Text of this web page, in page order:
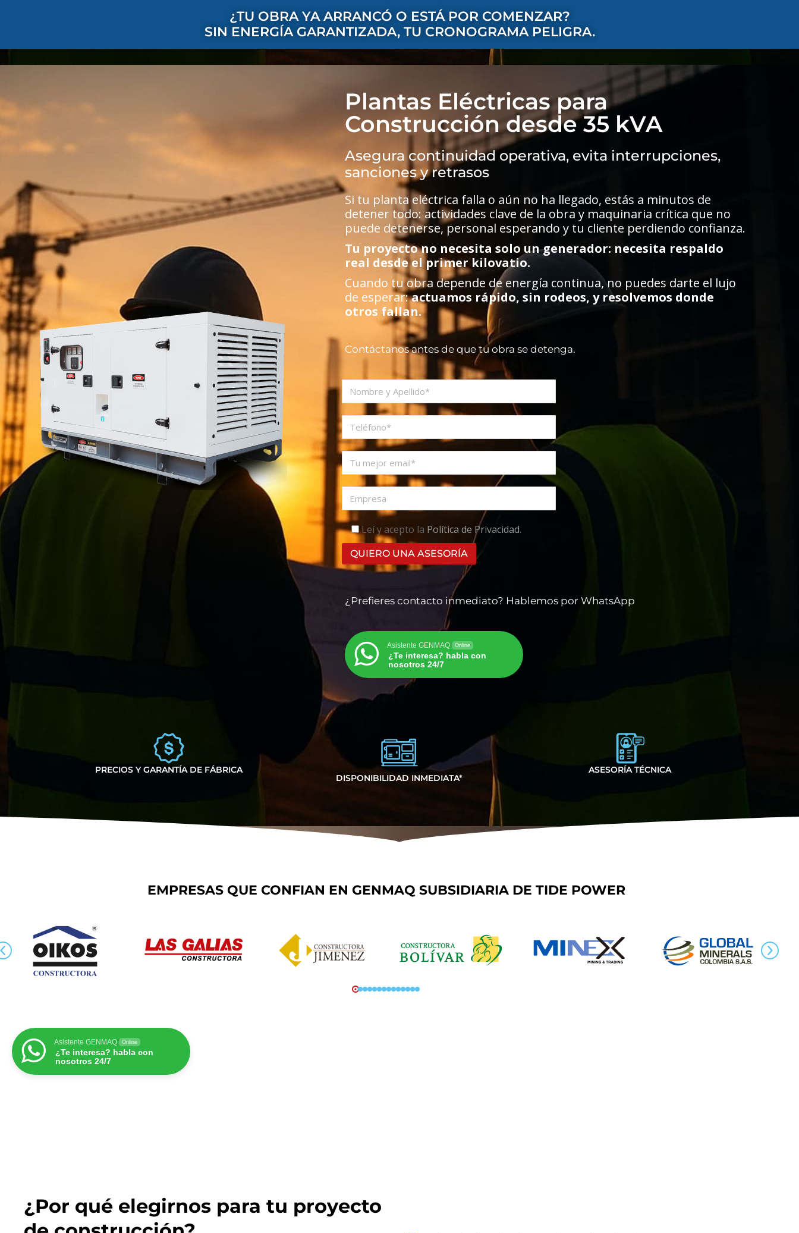
¿TU OBRA YA ARRANCÓ O ESTÁ POR COMENZAR?
SIN ENERGÍA GARANTIZADA, TU CRONOGRAMA PELIGRA.
Plantas Eléctricas para
Construcción desde 35 kVA
Asegura continuidad operativa, evita interrupciones,
sanciones y retrasos
Si tu planta eléctrica falla o aún no ha llegado, estás a minutos de
detener todo: actividades clave de la obra y maquinaria crítica que no
puede detenerse, personal esperando y tu cliente perdiendo confianza.
Tu proyecto no necesita solo un generador: necesita respaldo
real desde el primer kilovatio.
Cuando tu obra depende de energía continua, no puedes darte el lujo
de esperar:actuamos rápido, sin rodeos, y resolvemos donde
otros fallan.
Contáctanos antes de que tu obra se detenga.
Leí y acepto la Política de Privacidad.
¿Prefieres contacto inmediato? Hablemos por WhatsApp
Asistente GENMAQ Online
¿Te interesa? habla con
nosotros 24/7
PRECIOS Y GARANTÍA DE FÁBRICA
DISPONIBILIDAD INMEDIATA*
ASESORÍA TÉCNICA
EMPRESAS QUE CONFIAN EN GENMAQ SUBSIDIARIA DE TIDE POWER
Asistente GENMAQ Online
¿Te interesa? habla con
nosotros 24/7
¿Por qué elegirnos para tu proyecto